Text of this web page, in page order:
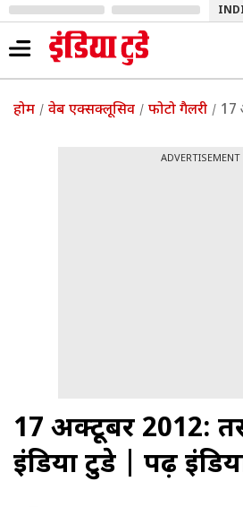
होम वेब एक्सक्लूसिव फोटो गैलरी 17
ADVERTISEMENT
17 अक्‍टूबर 2012:
इंडिया टुडे | पढ़ें